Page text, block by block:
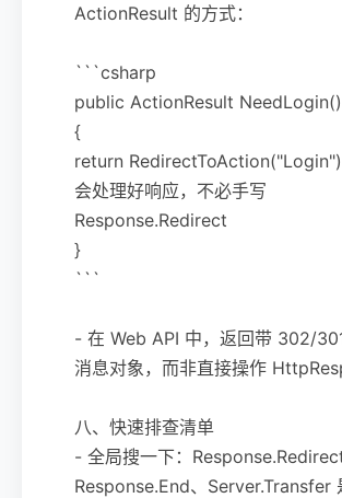
ActionResult 的方式：
```csharp
public ActionResult NeedLogin()
{
return
会处理好响应，不必手写
Response.Redirect
}
```
- 在 Web API 中，返回带 302/
消息对象，而非直接操作
八、快速排查清单
- 全局搜一下：Response.Redirect
Response.End、Server.Transfer